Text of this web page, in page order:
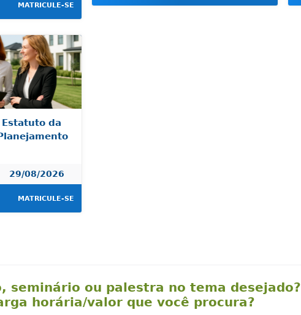
MATRICULE-SE
da
29/08/2026
MATRICULE-SE
seminário ou palestra no tema desejado?
horária/valor que você procura?